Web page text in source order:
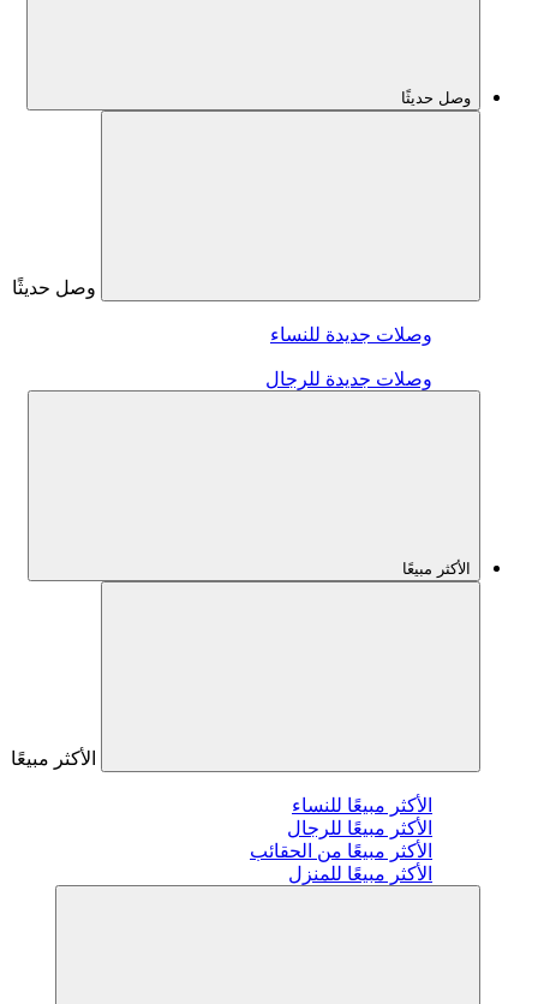
وصل حديثًا
وصل حديثًا
وصلات جديدة للنساء
وصلات جديدة للرجال
الأكثر مبيعًا
الأكثر مبيعًا
الأكثر مبيعًا للنساء
الأكثر مبيعًا للرجال
الأكثر مبيعًا من الحقائب
الأكثر مبيعًا للمنزل